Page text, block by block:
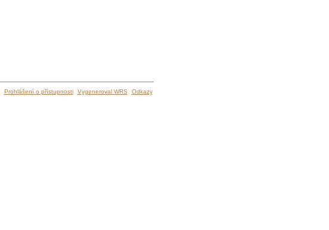
Prohlášení o přístupnosti Vygeneroval WRS Odkazy